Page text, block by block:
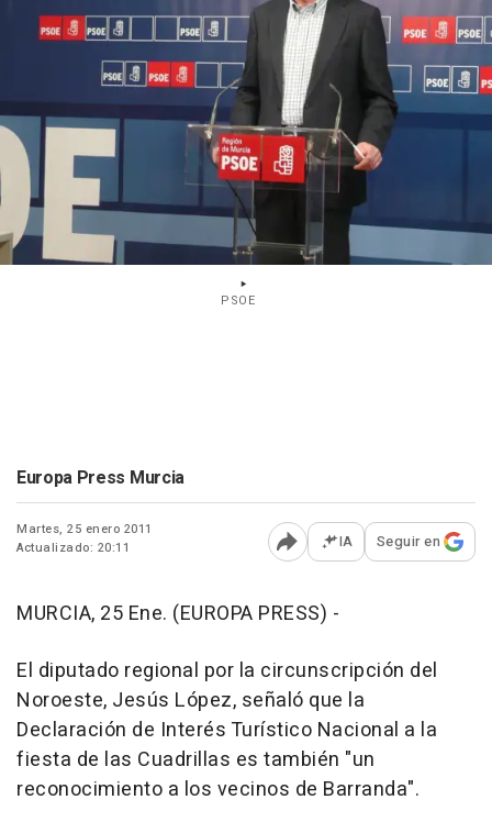
PSOE
Europa Press Murcia
Martes, 25 enero 2011
Actualizado: 20:11
Abrir opciones para
IA Seguir en
MURCIA, 25 Ene. (EUROPA PRESS) -
El diputado regional por la circunscripción del
Noroeste, Jesús López, señaló que la
Declaración de Interés Turístico Nacional a la
fiesta de las Cuadrillas es también "un
reconocimiento a los vecinos de Barranda".